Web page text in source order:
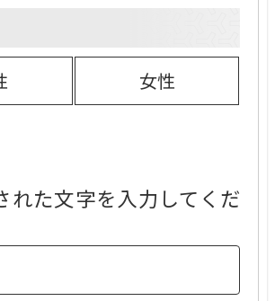
業との出会いの場が設けられる
トの一つであると考えます。
思うところは特にありません
地があるなと思うのはメールの
ートができたり、不要なメッセ
不合格など）をアーカイブでき
ったのですが、それができな
んのメールが行き交ってしまう
女性
れた文字を入力してくだ